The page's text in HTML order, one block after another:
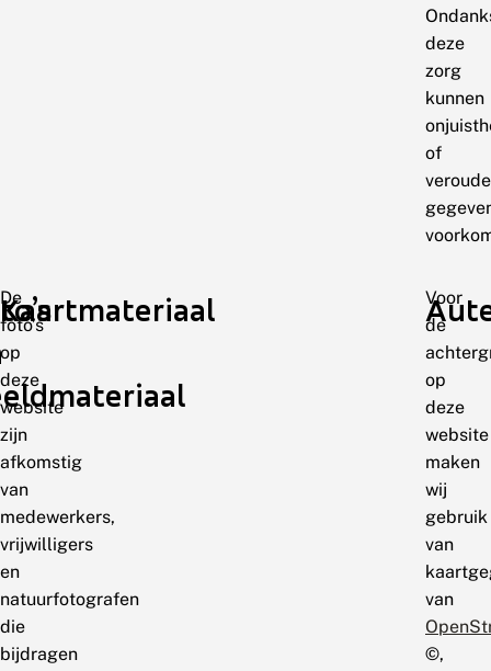
deze
zorg
kunnen
of
De
foto’s
op
deze
website
zijn
afkomstig
van
medewerkers,
vrijwilligers
en
natuurfotografen
die
bijdragen
Kaartmateriaal
Voor
de
op
deze
website
maken
wij
gebruik
van
van
©,